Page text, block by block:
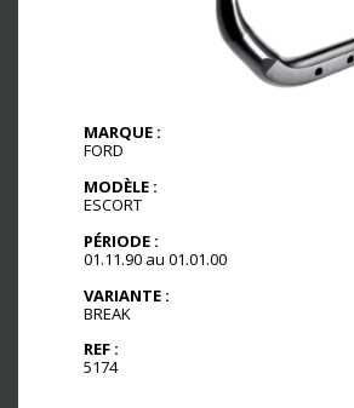
MARQUE :
FORD
MODÈLE :
ESCORT
PÉRIODE :
01.11.90 au 01.01.00
VARIANTE :
BREAK
REF :
5174